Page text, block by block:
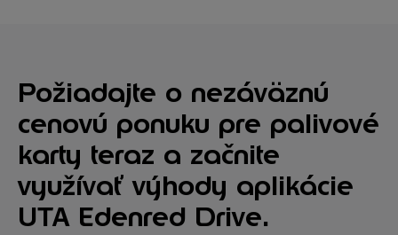
Požiadajte o nezáväznú
cenovú ponuku pre palivové
karty teraz a začnite
využívať výhody aplikácie
UTA Edenred Drive.